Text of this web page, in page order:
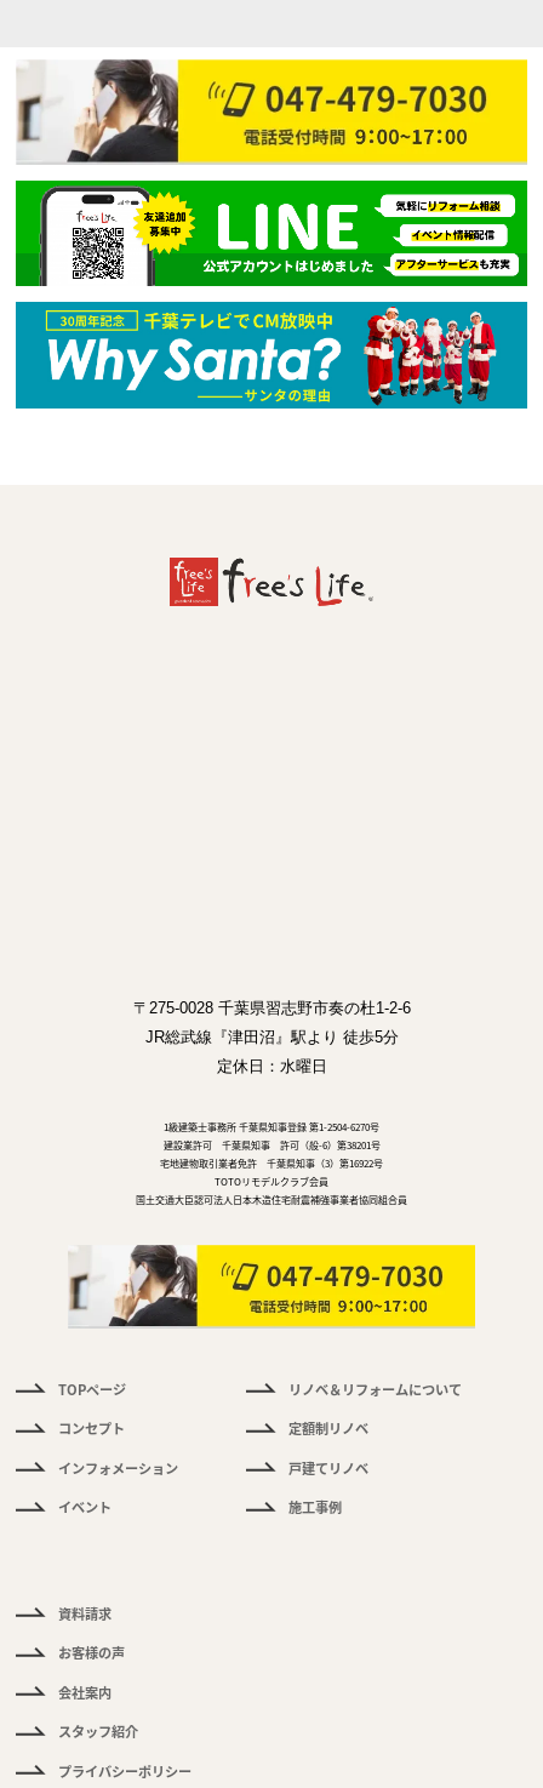
〒275-0028 千葉県習志野市奏の杜1-2-6
JR総武線『津田沼』駅より 徒歩5分
定休日：水曜日
1級建築士事務所 千葉県知事登録 第1-2504-6270号
建設業許可 千葉県知事 許可（般-6）第38201号
宅地建物取引業者免許 千葉県知事（3）第16922号
TOTOリモデルクラブ会員
国土交通大臣認可法人日本木造住宅耐震補強事業者協同組合員
TOPページ
コンセプト
インフォメーション
イベント
リノベ＆リフォームについて
定額制リノベ
戸建てリノベ
施工事例
資料請求
お客様の声
会社案内
スタッフ紹介
プライバシーポリシー